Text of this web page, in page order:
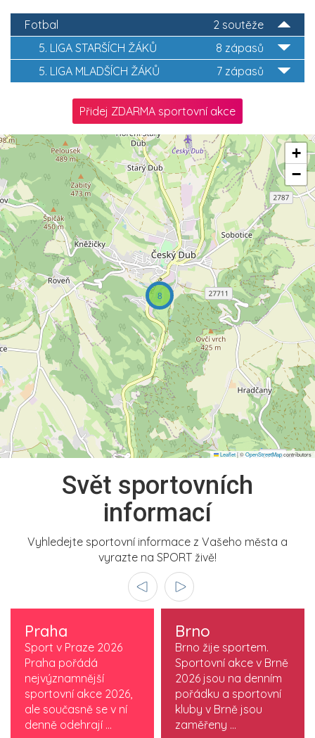
2 soutěže
Fotbal
8 zápasů
5. LIGA STARŠÍCH ŽÁKŮ
7 zápasů
5. LIGA MLADŠÍCH ŽÁKŮ
Přidej ZDARMA sportovní akce
8
+
−
Leaflet|©OpenStreetMapcontributors
Svět sportovních
informací
Vyhledejte sportovní informace z Vašeho města a
vyrazte na SPORT živě!
Praha
Sport v Praze 2026
Praha pořádá
nejvýznamnější
sportovní akce 2026,
ale současně se v ní
denně odehrají ...
Brno
Brno žije sportem.
Sportovní akce v Brně
2026 jsou na denním
pořádku a sportovní
kluby v Brně jsou
zaměřeny ...